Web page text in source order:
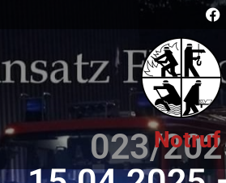
Notruf
023/